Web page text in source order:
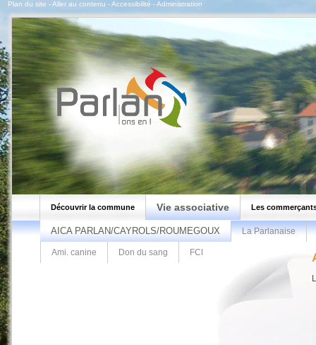
Plan du site -Aller au contenu -Accessibilité -Administration
Découvrir la commune Vie associative Les
AICA PARLAN/CAYROLS/ROUMEGOUX La Parlanaise
Ami. canine Don du sang FCPR